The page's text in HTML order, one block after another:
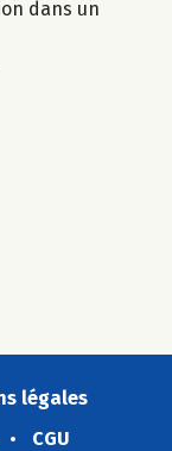
dans un
légales
CGU